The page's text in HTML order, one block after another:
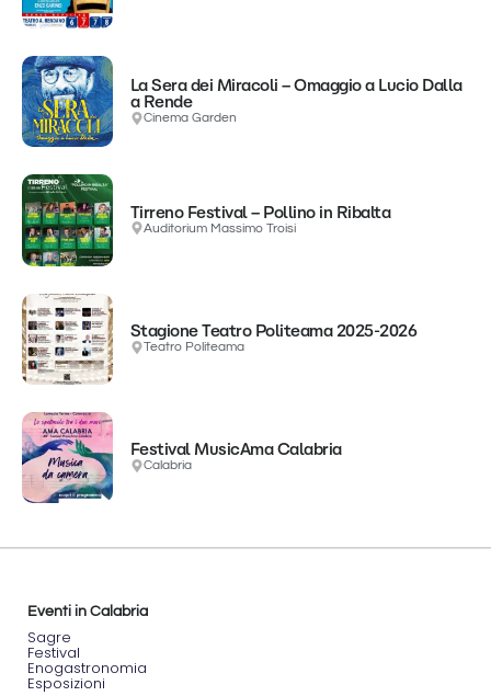
La Sera dei Miracoli – Omaggio a Lucio Dalla
a Rende
Cinema Garden
Tirreno Festival – Pollino in Ribalta
Auditorium Massimo Troisi
Stagione Teatro Politeama 2025-2026
Teatro Politeama
Festival MusicAma Calabria
Calabria
Eventi in Calabria
Sagre
Festival
Enogastronomia
Esposizioni